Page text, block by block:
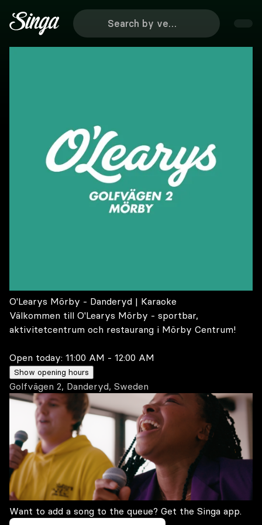
O'Learys Mörby - Danderyd | Karaoke
Välkommen till O'Learys Mörby - sportbar,
aktivitetcentrum och restaurang i Mörby Centrum!
Open today: 11:00 AM - 12:00 AM
Show opening hours
Golfvägen 2, Danderyd, Sweden
Want to add a song to the queue? Get the Singa app.